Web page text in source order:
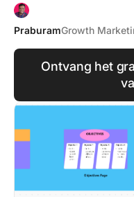
PraburamGrowth
Ontvang het